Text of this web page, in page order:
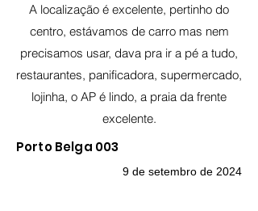
A localização é excelente, pertinho do
centro, estávamos de carro mas nem
precisamos usar, dava pra ir a pé a tudo,
restaurantes, panificadora, supermercado,
lojinha, o AP é lindo, a praia da frente
excelente.
Porto Belga 003
9 de setembro de 2024